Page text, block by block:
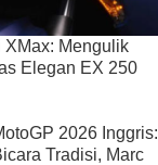
XMax: Mengulik
Elegan EX 250
2026 Inggris:
Tradisi, Marc